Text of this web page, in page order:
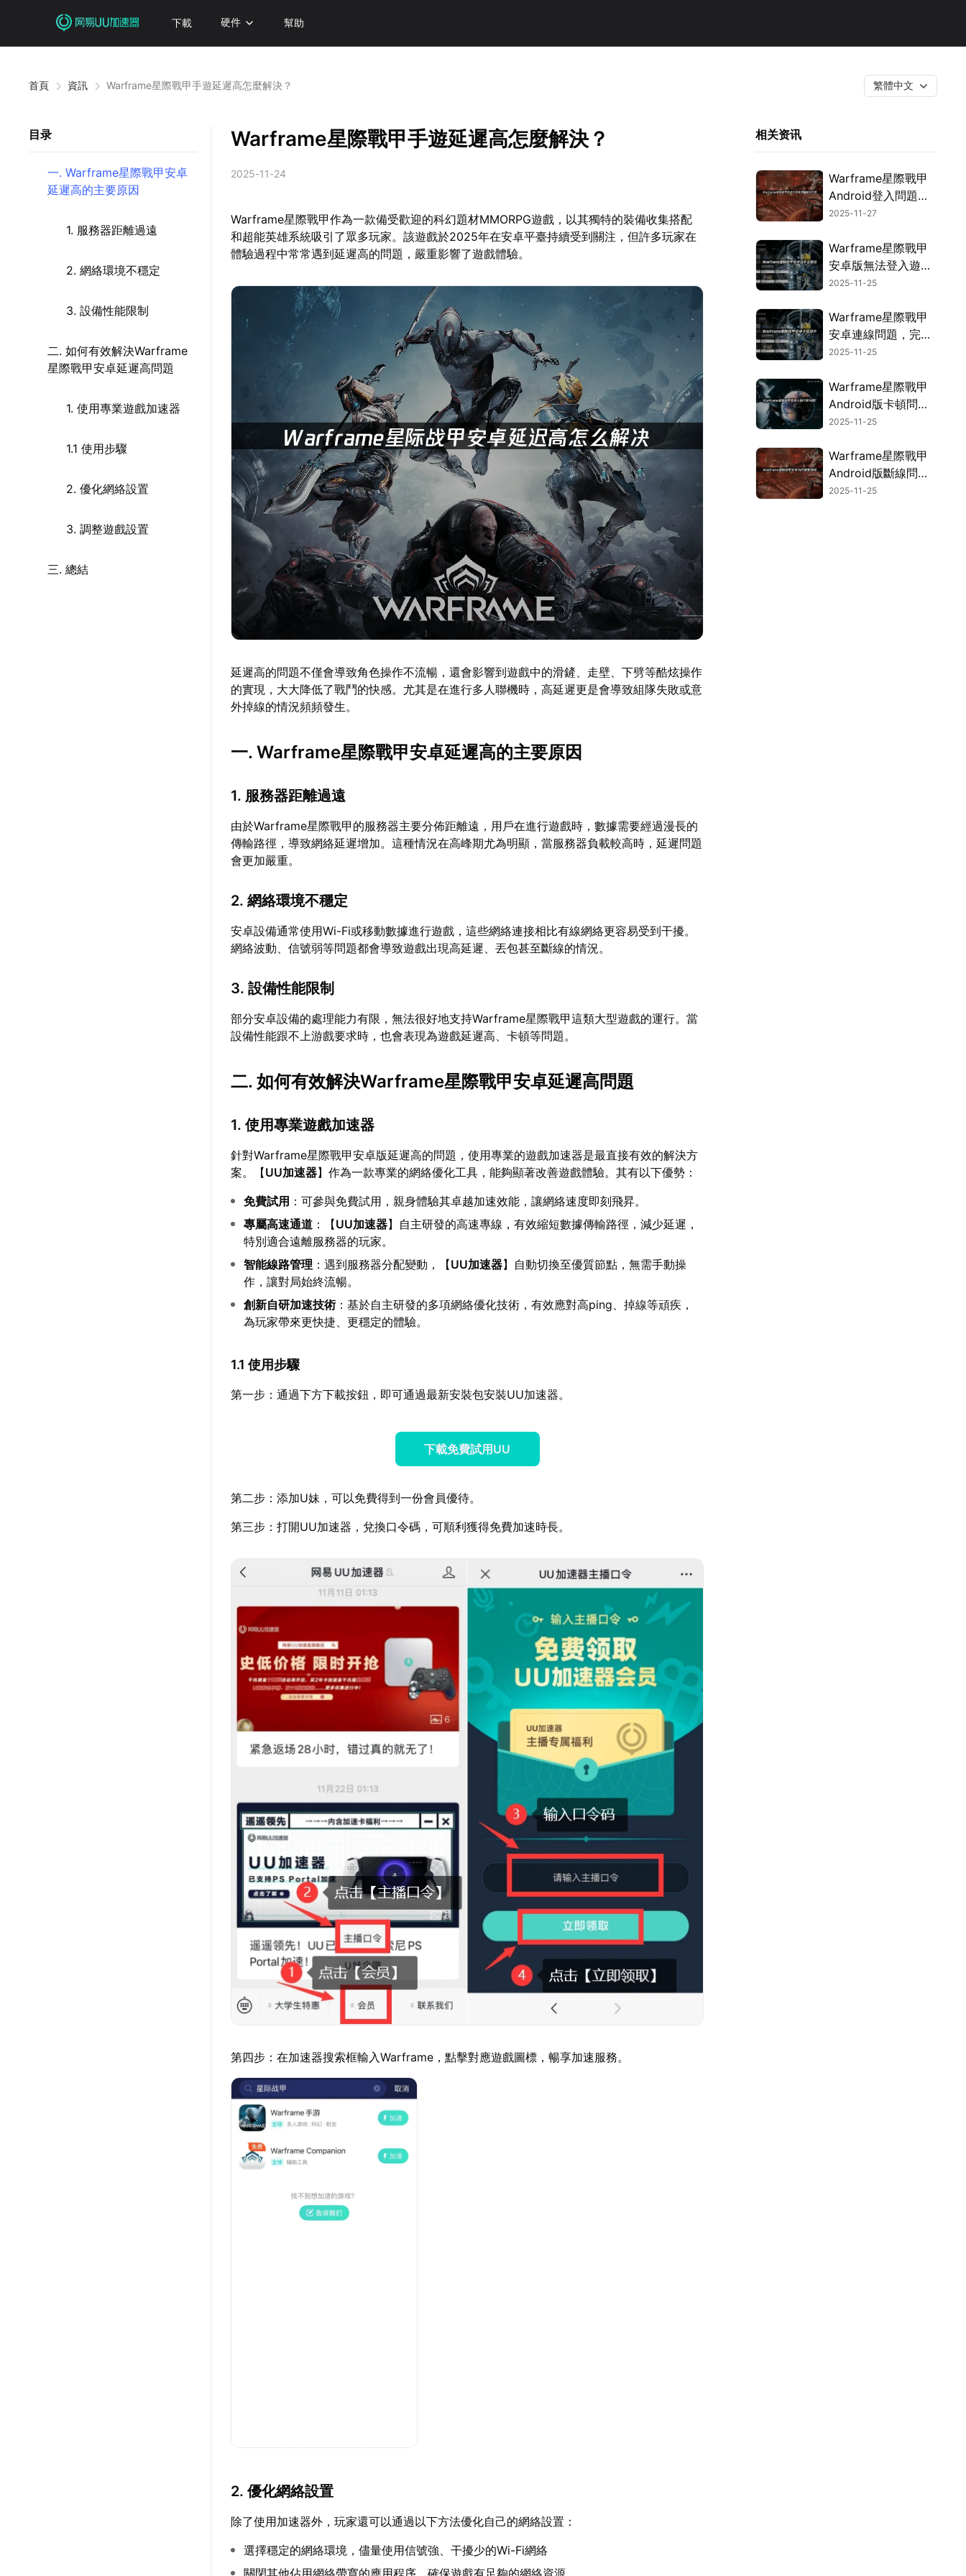
下載 硬件 幫助
首頁 資訊 Warframe星際戰甲手遊延遲高怎麼解決？ 繁體中文
目录
一. Warframe星際戰甲安卓
延遲高的主要原因
1. 服務器距離過遠
2. 網絡環境不穩定
3. 設備性能限制
二. 如何有效解決Warframe
星際戰甲安卓延遲高問題
1. 使用專業遊戲加速器
1.1 使用步驟
2. 優化網絡設置
3. 調整遊戲設置
三. 總結
Warframe星際戰甲手遊延遲高怎麼解決？
2025-11-24
Warframe星際戰甲作為一款備受歡迎的科幻題材MMORPG遊戲，以其獨特的裝備收集搭配
和超能英雄系統吸引了眾多玩家。該遊戲於2025年在安卓平臺持續受到關注，但許多玩家在
體驗過程中常常遇到延遲高的問題，嚴重影響了遊戲體驗。
延遲高的問題不僅會導致角色操作不流暢，還會影響到遊戲中的滑鏟、走壁、下劈等酷炫操作
的實現，大大降低了戰鬥的快感。尤其是在進行多人聯機時，高延遲更是會導致組隊失敗或意
外掉線的情況頻頻發生。
一. Warframe星際戰甲安卓延遲高的主要原因
1. 服務器距離過遠
由於Warframe星際戰甲的服務器主要分佈距離遠，用戶在進行遊戲時，數據需要經過漫長的
傳輸路徑，導致網絡延遲增加。這種情況在高峰期尤為明顯，當服務器負載較高時，延遲問題
會更加嚴重。
2. 網絡環境不穩定
安卓設備通常使用Wi-Fi或移動數據進行遊戲，這些網絡連接相比有線網絡更容易受到干擾。
網絡波動、信號弱等問題都會導致遊戲出現高延遲、丟包甚至斷線的情況。
3. 設備性能限制
部分安卓設備的處理能力有限，無法很好地支持Warframe星際戰甲這類大型遊戲的運行。當
設備性能跟不上游戲要求時，也會表現為遊戲延遲高、卡頓等問題。
二. 如何有效解決Warframe星際戰甲安卓延遲高問題
1. 使用專業遊戲加速器
針對Warframe星際戰甲安卓版延遲高的問題，使用專業的遊戲加速器是最直接有效的解決方
案。【UU加速器】作為一款專業的網絡優化工具，能夠顯著改善遊戲體驗。其有以下優勢：
免費試用 ：可參與免費試用，親身體驗其卓越加速效能，讓網絡速度即刻飛昇。
專屬高速通道 ：【UU加速器】自主研發的高速專線，有效縮短數據傳輸路徑，減少延遲，
特別適合遠離服務器的玩家。
智能線路管理 ：遇到服務器分配變動，【UU加速器】自動切換至優質節點，無需手動操
作，讓對局始終流暢。
創新自研加速技術：基於自主研發的多項網絡優化技術，有效應對高ping、掉線等頑疾，
為玩家帶來更快捷、更穩定的體驗。
1.1 使用步驟
第一步：通過下方下載按鈕，即可通過最新安裝包安裝UU加速器。
下載免費試用UU
第二步：添加U妹，可以免費得到一份會員優待。
第三步：打開UU加速器，兌換口令碼，可順利獲得免費加速時長。
第四步：在加速器搜索框輸入Warframe，點擊對應遊戲圖標，暢享加速服務。
2. 優化網絡設置
除了使用加速器外，玩家還可以通過以下方法優化自己的網絡設置：
選擇穩定的網絡環境，儘量使用信號強、干擾少的Wi-Fi網絡
關閉其他佔用網絡帶寬的應用程序，確保遊戲有足夠的網絡資源
相关资讯
Warframe星際戰甲
Android登入問題解
決與優化攻略！
2025-11-27
Warframe星際戰甲
安卓版無法登入遊
戲？問題解析與解決
2025-11-25
Warframe星際戰甲
安卓連線問題，完整
解決方案！
2025-11-25
Warframe星際戰甲
Android版卡頓問題
解決方案大公開！
2025-11-25
Warframe星際戰甲
Android版斷線問題
全解析！
2025-11-25